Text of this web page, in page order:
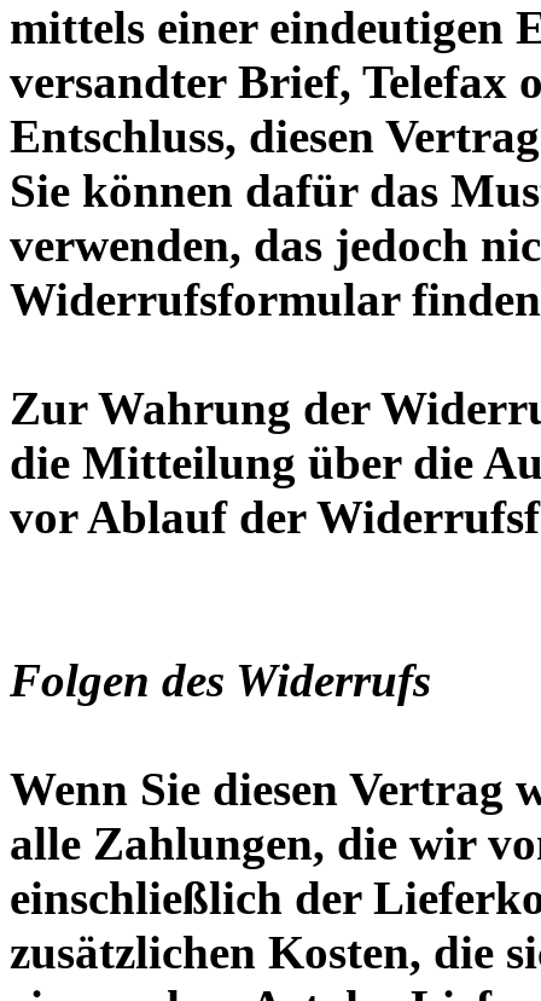
mittels einer eindeutigen
versandter Brief, Telefax
Entschluss, diesen
Sie können dafür das
verwenden, das jedoch
Widerrufsformular
Zur Wahrung der
die Mitteilung über die
vor Ablauf der
Folgen des Widerrufs
Wenn Sie diesen
alle Zahlungen, die wir
einschließlich der
zusätzlichen Kosten, die